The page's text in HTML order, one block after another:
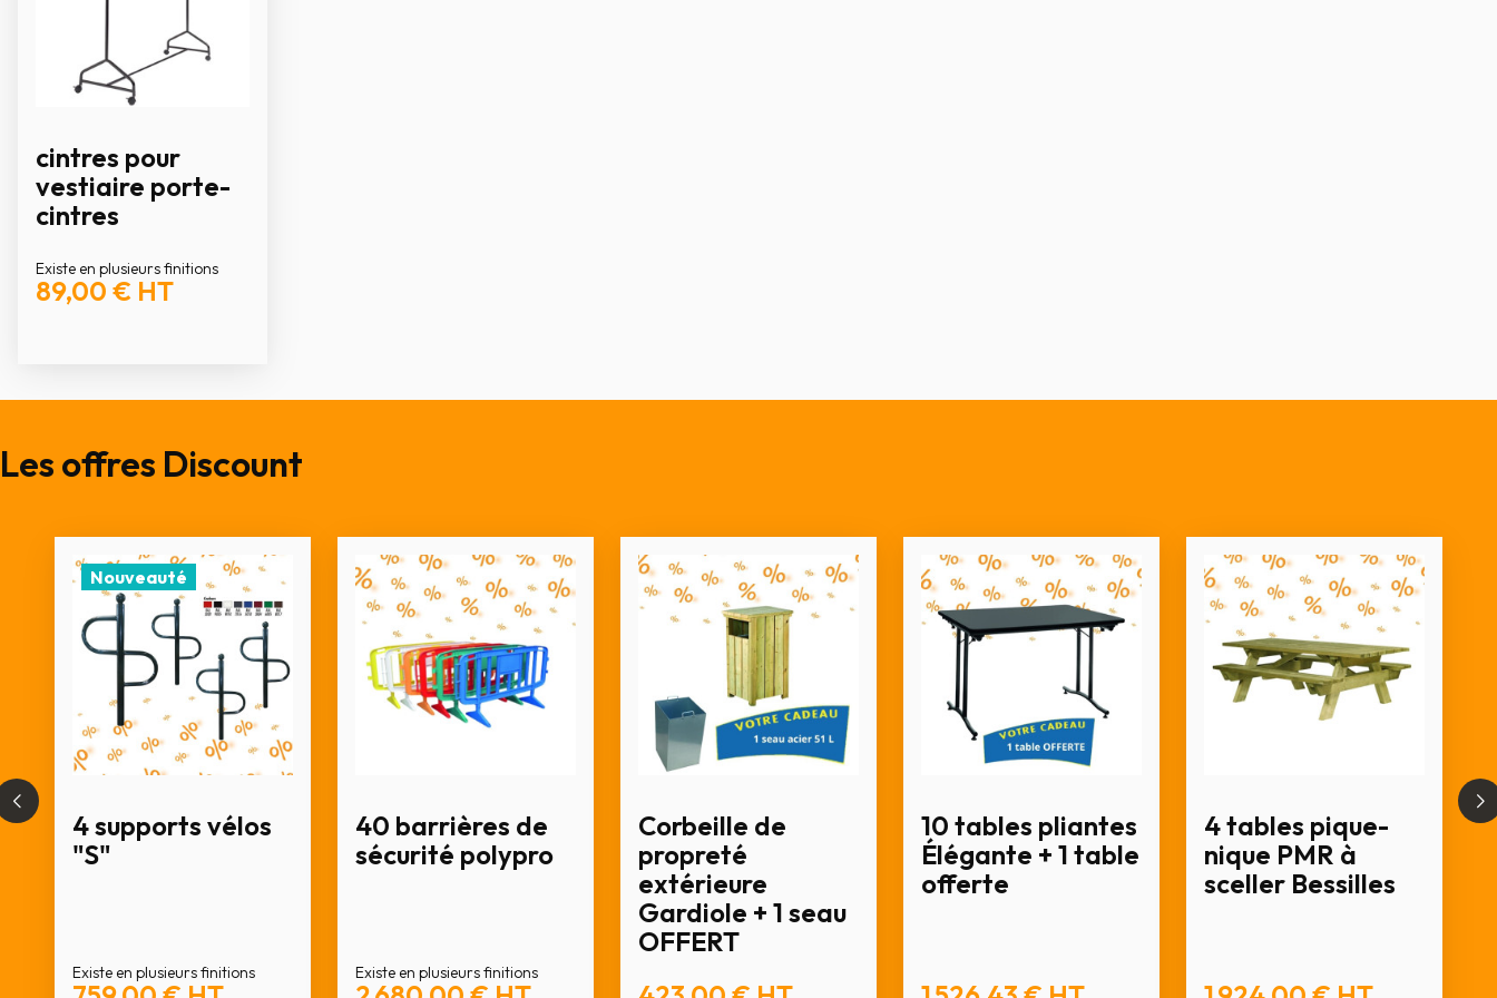
cintres pour
vestiaire porte-
cintres
Existe en plusieurs finitions
89,00 € HT
Les offres Discount
4 supports vélos
"S"
Existe en plusieurs finitions
Nouveauté
40 barrières de
sécurité polypro
Existe en plusieurs finitions
Corbeille de
propreté
extérieure
Gardiole + 1 seau
OFFERT
10 tables pliantes
Élégante + 1 table
offerte
4 tables pique-
nique PMR à
sceller Bessilles